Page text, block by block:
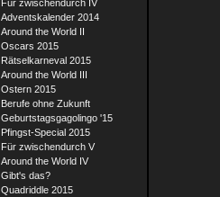
Für zwischendurch IV
Adventskalender 2014
Around the World II
Oscars 2015
Rätselkarneval 2015
Around the World III
Ostern 2015
Berufe ohne Zukunft
Geburtstagsgagolingo '15
Pfingst-Special 2015
Für zwischendurch V
Around the World IV
Gibt's das?
Quadriddle 2015